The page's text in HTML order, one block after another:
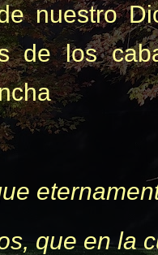
nuestro
de los
que en la